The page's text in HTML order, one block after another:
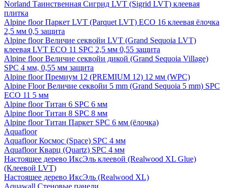
Norland Таинственная Сигрид LVT (Sigrid LVT) клеевая
плитка
Alpine floor Паркет LVT (Parquet LVT) ECO 16 клеевая ёлочка
2,5 мм 0,5 защита
Alpine floor Величие секвойи LVT (Grand Sequoia LVT)
клеевая LVT ECO 11 SPC 2,5 мм 0,55 защита
Alpine floor Величие секвойи дикой (Grand Sequoia Village)
SPC 4 мм, 0,55 мм защита
Alpine floor Премиум 12 (PREMIUM 12) 12 мм (WPC)
Alpine Floor Величие секвойи 5 mm (Grand Sequoia 5 mm) SPC
ECO 11 5 мм
Alpine floor Титан 6 SPC 6 мм
Alpine floor Титан 8 SPC 8 мм
Alpine floor Титан Паркет SPC 6 мм (ёлочка)
Aquafloor
Aquafloor Космос (Space) SPC 4 мм
Aquafloor Кварц (Quartz) SPC 4 мм
Настоящее дерево ИксЭль клеевой (Realwood XL Glue)
(Клеевой LVT)
Настоящее дерево ИксЭль (Realwood XL)
Aquawall Стеновые панели